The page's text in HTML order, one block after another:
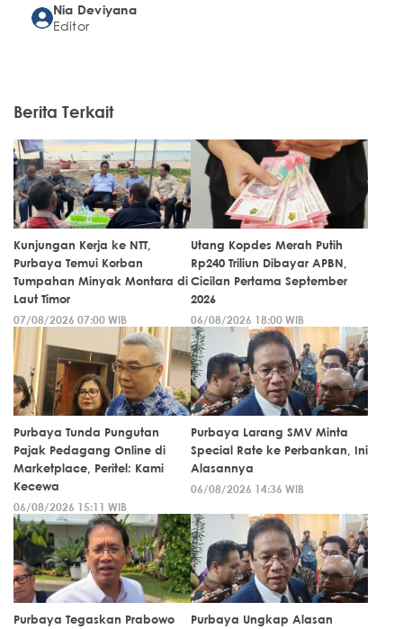
Nia Deviyana
Editor
Berita Terkait
Kunjungan Kerja ke NTT,
Purbaya Temui Korban
Tumpahan Minyak Montara di
Laut Timor
07/08/2026 07:00 WIB
Utang Kopdes Merah Putih
Rp240 Triliun Dibayar APBN,
Cicilan Pertama September
2026
06/08/2026 18:00 WIB
Purbaya Tunda Pungutan
Pajak Pedagang Online di
Marketplace, Peritel: Kami
Kecewa
06/08/2026 15:11 WIB
Purbaya Larang SMV Minta
Special Rate ke Perbankan, Ini
Alasannya
06/08/2026 14:36 WIB
Purbaya Tegaskan Prabowo Purbaya Ungkap Alasan